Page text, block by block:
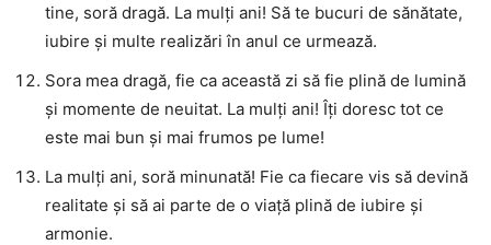
tine, soră dragă. La mulți ani! Să te bucuri de sănătate,
iubire și multe realizări în anul ce urmează.
Sora mea dragă, fie ca această zi să fie plină de lumină
și momente de neuitat. La mulți ani! Îți doresc tot ce
este mai bun și mai frumos pe lume!
La mulți ani, soră minunată! Fie ca fiecare vis să devină
realitate și să ai parte de o viață plină de iubire și
armonie.